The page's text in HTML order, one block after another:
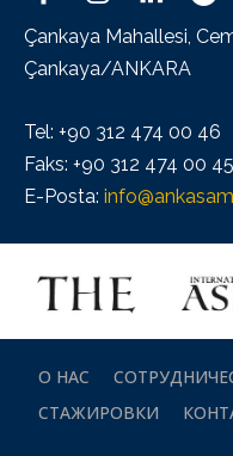
Çankaya Mahallesi,
Çankaya/ANKARA
Tel: +90 312 474 00 46
Faks: +90 312 474 00 45
E-Posta:
О НАС
СТАЖИРОВКИ